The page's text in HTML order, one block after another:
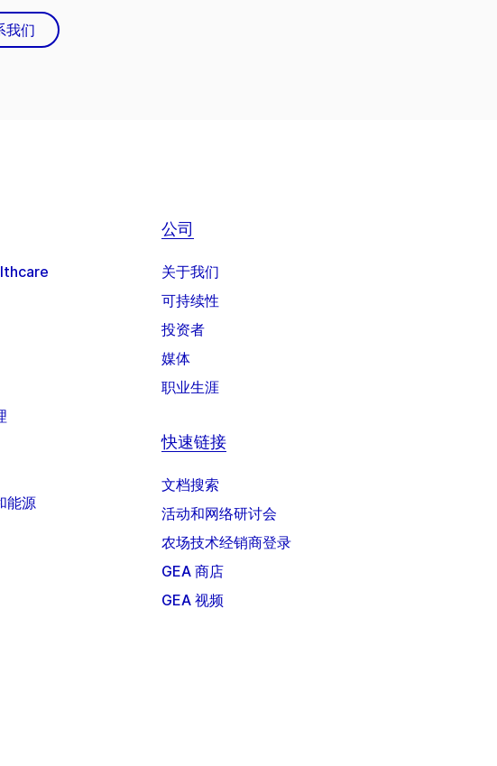
我们
能源
公司
关于我们
可持续性
投资者
媒体
职业生涯
快速链接
文档搜索
活动和网络研讨会
农场技术经销商登录
GEA 商店
GEA 视频